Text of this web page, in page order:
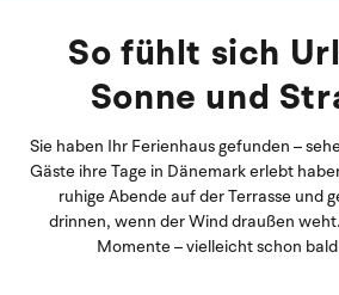
So fühlt sich
Sonne und
Sie haben Ihr Ferienhaus gefunden –
Gäste ihre Tage in Dänemark erlebt
ruhige Abende auf der Terrasse und
drinnen, wenn der Wind draußen
Momente – vielleicht schon